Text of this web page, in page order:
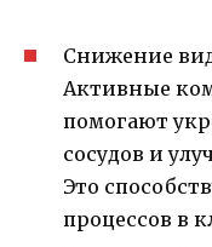
Снижение
Активные
помогают
сосудов и
Это
процессов в